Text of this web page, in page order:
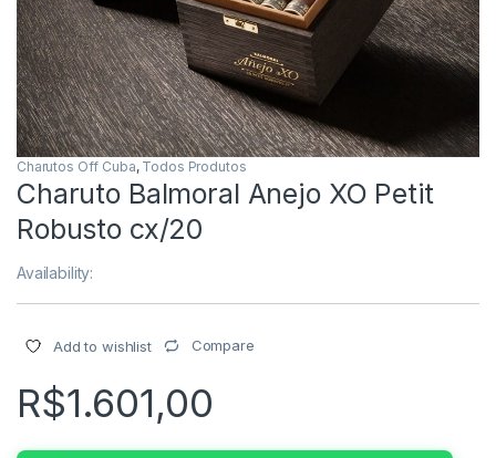
Charutos Off Cuba, Todos Produtos
Charuto Balmoral Anejo XO Petit
Robusto cx/20
Availability:
Add to wishlist Compare
R$1.601,00